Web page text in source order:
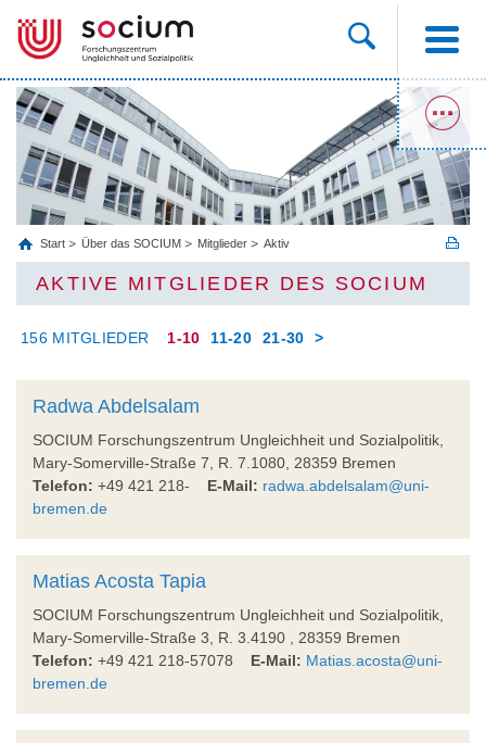
Start Über das SOCIUM Mitglieder Aktiv
AKTIVE MITGLIEDER DES SOCIUM
156 MITGLIEDER 1-10 11-20 21-30 >
Radwa Abdelsalam
SOCIUM Forschungszentrum Ungleichheit und Sozialpolitik,
Mary-Somerville-Straße 7, R. 7.1080, 28359 Bremen
Telefon: +49 421 218- E-Mail: radwa.abdelsalam@uni-
bremen.de
Matias Acosta Tapia
SOCIUM Forschungszentrum Ungleichheit und Sozialpolitik,
Mary-Somerville-Straße 3, R. 3.4190 , 28359 Bremen
Telefon: +49 421 218-57078 E-Mail: Matias.acosta@uni-
bremen.de